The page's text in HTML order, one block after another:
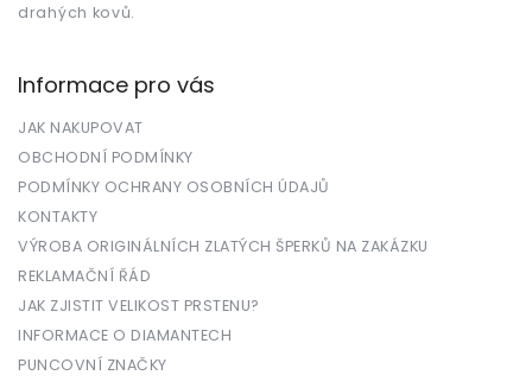
drahých kovů.
Informace pro vás
JAK NAKUPOVAT
OBCHODNÍ PODMÍNKY
PODMÍNKY OCHRANY OSOBNÍCH ÚDAJŮ
KONTAKTY
VÝROBA ORIGINÁLNÍCH ZLATÝCH ŠPERKŮ NA ZAKÁZKU
REKLAMAČNÍ ŘÁD
JAK ZJISTIT VELIKOST PRSTENU?
INFORMACE O DIAMANTECH
PUNCOVNÍ ZNAČKY